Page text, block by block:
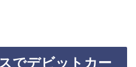
でデビットカー